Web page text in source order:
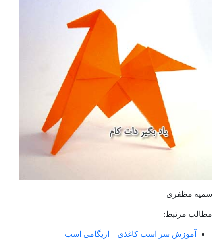
سمیه مظفری
مطالب مرتبط:
آموزش سر اسب کاغذی – اریگامی اسب